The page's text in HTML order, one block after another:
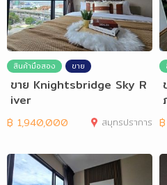
สินค้ามือสอง ขาย
ขาย Knightsbridge Sky R
iver
฿ 1,940,000 สมุทรปราการ ฿